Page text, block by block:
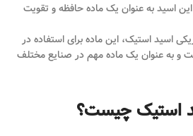
اسید به عنوان یک ماده حافظه و تقویت‌
اسید استیک، این ماده برای استفاده در
و به عنوان یک ماده مهم در صنایع مختلف
استیک چیست؟